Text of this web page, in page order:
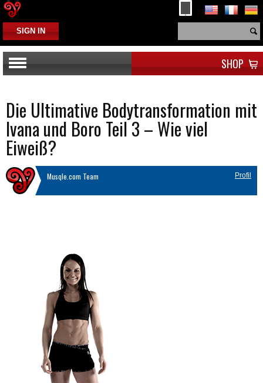
SIGN IN
SHOP
Die Ultimative Bodytransformation mit
Ivana und Boro Teil 3 – Wie viel
Eiweiß?
Profil
Musqle.com Team